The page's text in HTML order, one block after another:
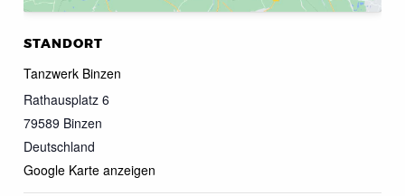
STANDORT
Tanzwerk Binzen
Rathausplatz 6
79589 Binzen
Deutschland
Google Karte anzeigen